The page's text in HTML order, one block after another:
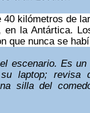
40 kilómetros de
en la Antártica.
que nunca se
escenario. Es
laptop; revisa
silla del